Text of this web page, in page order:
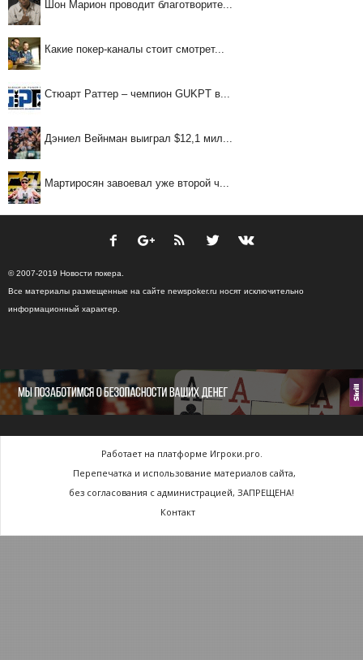
Шон Марион проводит благотворите...
Какие покер-каналы стоит смотрет...
Стюарт Раттер – чемпион GUKPT в...
Дэниел Вейнман выиграл $12,1 мил...
Мартиросян завоевал уже второй ч...
© 2007-2019 Новости покера.
Все материалы размещенные на сайте newspoker.ru носят исключительно
информационный характер.
Работает на платформе Игроки.pro.
Перепечатка и использование материалов сайта,
без согласования с администрацией, ЗАПРЕЩЕНА!
Контакт